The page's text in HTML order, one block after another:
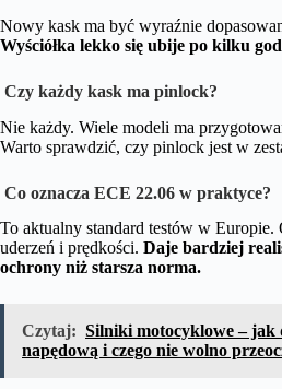
Nowy kask ma być wyraźnie
Wyściółka lekko się ubije po kilku
Czy każdy kask ma pinlock?
Nie każdy. Wiele modeli ma
Warto sprawdzić, czy pinlock jest w
Co oznacza ECE 22.06 w praktyce?
To aktualny standard testów w Europie.
uderzeń i prędkości. Daje bardziej
ochrony niż starsza norma.
Czytaj: Silniki motocyklowe – jak
napędową i czego nie wolno